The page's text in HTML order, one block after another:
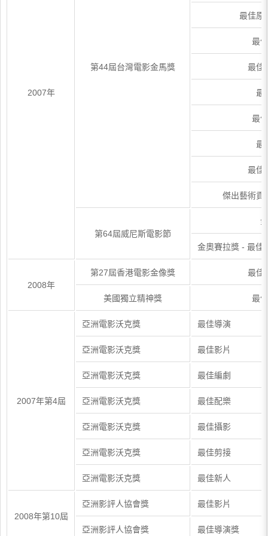
2007年
第44屆台灣電影金馬獎
最佳原
最
最佳
最
最
最
最佳
傑出藝術貢
第64屆威尼斯電影節
金奧賽拉獎 - 最佳
2008年
第27屆香港電影金像獎 最佳
美國獨立精神獎 最
2007年第4屆
亞洲電影沃克獎 最佳導演
亞洲電影沃克獎 最佳影片
亞洲電影沃克獎 最佳編劇
亞洲電影沃克獎 最佳配樂
亞洲電影沃克獎 最佳攝影
亞洲電影沃克獎 最佳剪接
亞洲電影沃克獎 最佳新人
2008年第10屆
亞洲影評人協會獎 最佳影片
亞洲影評人協會獎 最佳導演獎